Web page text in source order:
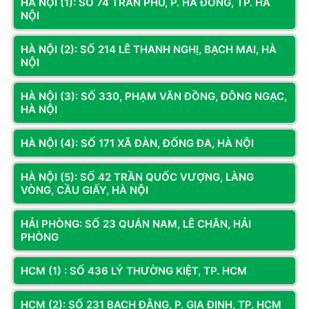
Chuẩn kết nối
Độ phân giải (DPI) 2400 DPI
Nguồn điện DC 5V, ≤100mA
Độ bền phím nhấn ≥ 3 triệu lượt nhấn
Trọng lượng 105 ± 10g
Kích thước 110 x 60 x 40 mm
Đèn LED Hiệu ứng Rainbow LED
Tương thích Windows, Linux
Đánh giá & Nhận xét về CHUỘT VITRA LM06 BLACK
LED RAINBOW
0 /5
NỘI
HÀ NỘI (2): SỐ 214 LÊ THANH NGHỊ, BẠCH MAI, HÀ
NỘI
HÀ NỘI (3): SỐ 330, PHẠM VĂN ĐỒNG, ĐÔNG NGẠC,
HÀ NỘI
HÀ NỘI (4): SỐ 171 XÃ ĐÀN, ĐỐNG ĐA, HÀ NỘI
HÀ NỘI (5): SỐ 42 TRẦN QUỐC VƯỢNG, LÀNG
VÒNG, CẦU GIẤY, HÀ NỘI
HẢI PHÒNG: SỐ 23 QUÁN NAM, LÊ CHÂN, HẢI
PHÒNG
HCM (1) : SỐ 436 LÝ THƯỜNG KIỆT, TP. HCM
HCM (2): SỐ 231 BẠCH ĐẰNG, P. GIA ĐỊNH, TP. HCM